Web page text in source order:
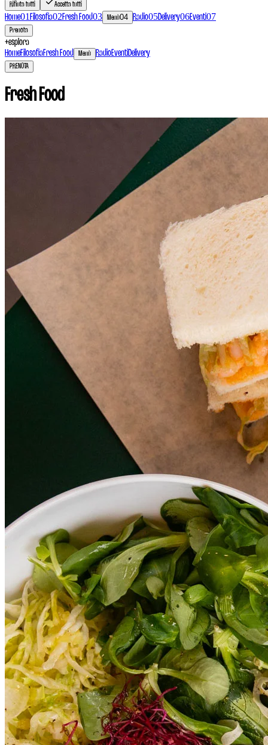
Rifiuta tutti
Accetta tutti
Home01Filosofia02Fresh Food03 Menù04 Radio05Delivery06Eventi07
Prenota
+esplora
HomeFilosofiaFresh Food Menù RadioEventiDelivery
PRENOTA
Fresh Food